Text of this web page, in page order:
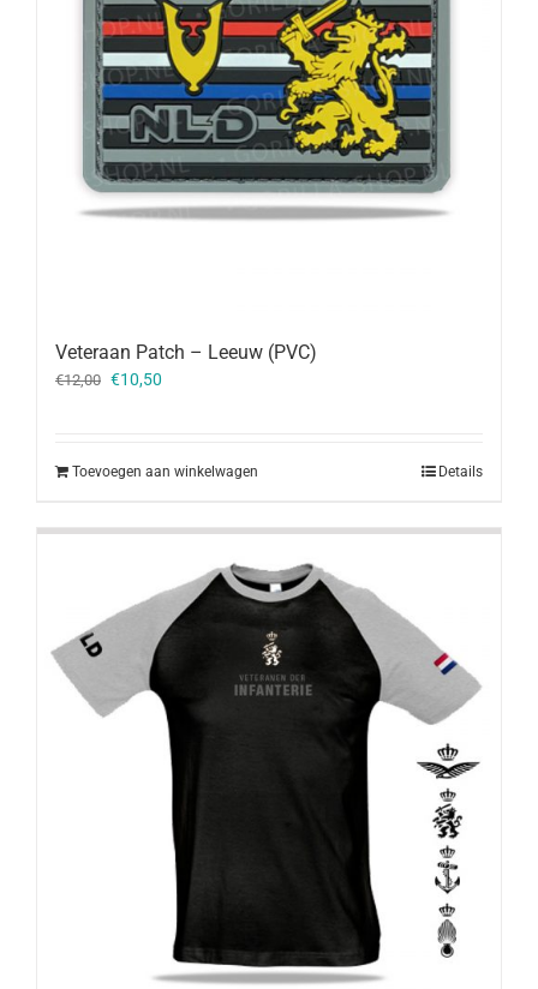
Veteraan Patch – Leeuw (PVC)
€12,00 Oorspronkelijke
€10,50
Toevoegen aan winkelwagen Details